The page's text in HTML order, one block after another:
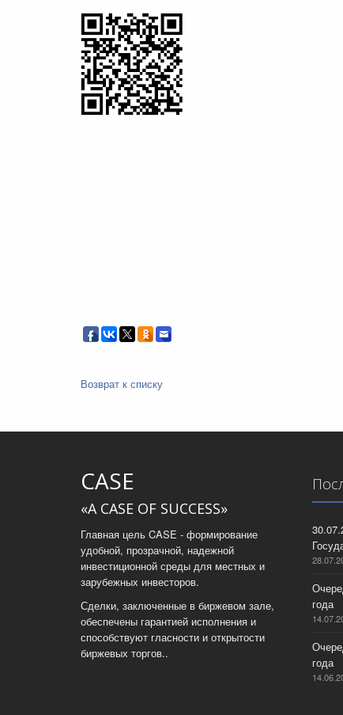
Возврат к списку
CASE
«A CASE OF SUCCESS»
Главная цель CASE - формирование
удобной, прозрачной, надежной
инвестиционной среды для местных и
зарубежных инвесторов.
Сделки, заключенные в биржевом зале,
обеспечены гарантией исполнения и
способствуют гласности и открытости
биржевых торгов..
года
года